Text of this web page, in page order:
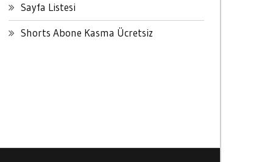
Sayfa Listesi
Shorts Abone Kasma Ücretsiz